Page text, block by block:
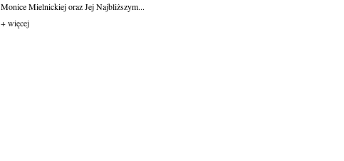
Monice Mielnickiej oraz Jej Najbliższym...
+ więcej